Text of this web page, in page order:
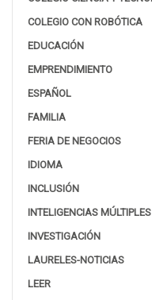
COLEGIO CON ROBÓTICA
EDUCACIÓN
EMPRENDIMIENTO
ESPAÑOL
FAMILIA
FERIA DE NEGOCIOS
IDIOMA
INCLUSIÓN
INTELIGENCIAS MÚLTIPLES
INVESTIGACIÓN
LAURELES-NOTICIAS
LEER